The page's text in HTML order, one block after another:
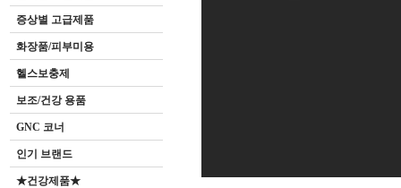
증상별 고급제품
화장품/피부미용
헬스보충제
보조/건강 용품
GNC 코너
인기 브랜드
★건강제품★